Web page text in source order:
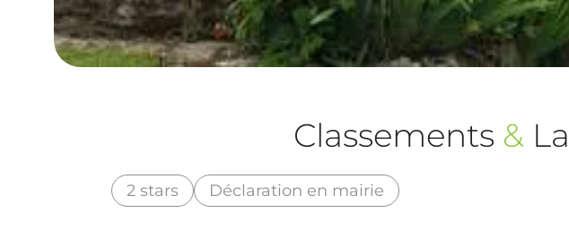
Classements &
2 stars Déclaration en mairie